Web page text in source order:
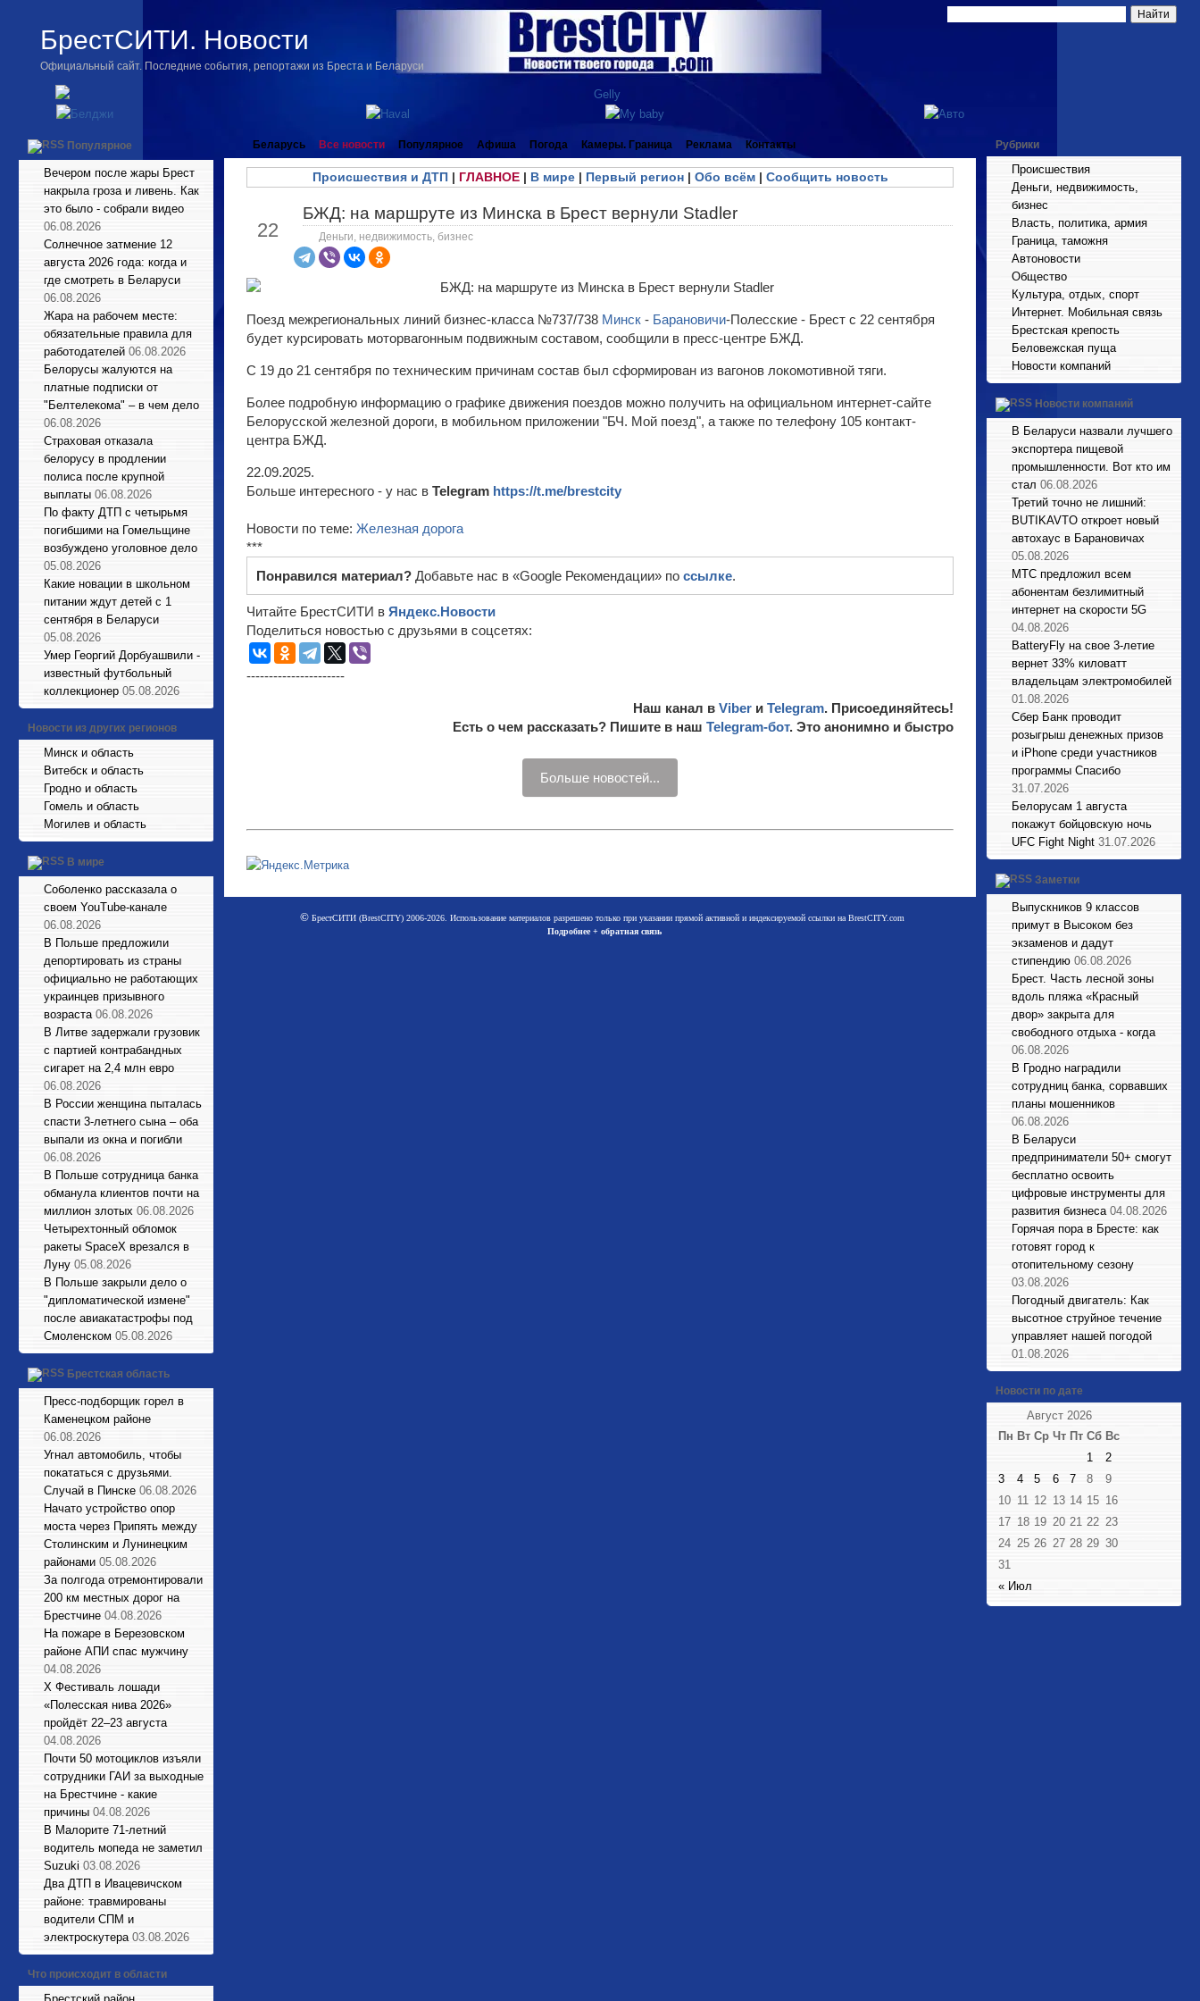
БрестСИТИ. Новости
Официальный сайт. Последние события, репортажи из Бреста и Беларуси
Популярное
Вечером после жары Брест
накрыла гроза и ливень. Как
это было - собрали видео
06.08.2026
Солнечное затмение 12
августа 2026 года: когда и
где смотреть в Беларуси
06.08.2026
Жара на рабочем месте:
обязательные правила для
работодателей 06.08.2026
Белорусы жалуются на
платные подписки от
"Белтелекома" – в чем дело
06.08.2026
Страховая отказала
белорусу в продлении
полиса после крупной
выплаты 06.08.2026
По факту ДТП с четырьмя
погибшими на Гомельщине
возбуждено уголовное дело
05.08.2026
Какие новации в школьном
питании ждут детей с 1
сентября в Беларуси
05.08.2026
Умер Георгий Дорбуашвили -
известный футбольный
коллекционер 05.08.2026
Новости из других регионов
Минск и область
Витебск и область
Гродно и область
Гомель и область
Могилев и область
В мире
Соболенко рассказала о
своем YouTube-канале
06.08.2026
В Польше предложили
депортировать из страны
официально не работающих
украинцев призывного
возраста 06.08.2026
В Литве задержали грузовик
с партией контрабандных
сигарет на 2,4 млн евро
06.08.2026
В России женщина пыталась
спасти 3-летнего сына – оба
выпали из окна и погибли
06.08.2026
В Польше сотрудница банка
обманула клиентов почти на
миллион злотых 06.08.2026
Четырехтонный обломок
ракеты SpaceX врезался в
Луну 05.08.2026
В Польше закрыли дело о
"дипломатической измене"
после авиакатастрофы под
Смоленском 05.08.2026
Брестская область
Пресс-подборщик горел в
Каменецком районе
06.08.2026
Угнал автомобиль, чтобы
покататься с друзьями.
Случай в Пинске 06.08.2026
Начато устройство опор
моста через Припять между
Столинским и Лунинецким
районами 05.08.2026
За полгода отремонтировали
200 км местных дорог на
Брестчине 04.08.2026
На пожаре в Березовском
районе АПИ спас мужчину
04.08.2026
X Фестиваль лошади
«Полесская нива 2026»
пройдёт 22–23 августа
04.08.2026
Почти 50 мотоциклов изъяли
сотрудники ГАИ за выходные
на Брестчине - какие
причины 04.08.2026
В Малорите 71-летний
водитель мопеда не заметил
Suzuki 03.08.2026
Два ДТП в Ивацевичском
районе: травмированы
водители СПМ и
электроскутера 03.08.2026
Что происходит в области
Беларусь Все новости Популярное Афиша Погода Камеры. Граница Реклама Контакты
Происшествия и ДТП| ГЛАВНОЕ| В мире| Первый регион| Обо всём| Сообщить новость
22
БЖД: на маршруте из Минска в Брест вернули Stadler
Деньги, недвижимость, бизнес
Поезд межрегиональных линий бизнес-класса №737/738 Минск - Барановичи-Полесские - Брест с 22 сентября
будет курсировать моторвагонным подвижным составом, сообщили в пресс-центре БЖД.
С 19 до 21 сентября по техническим причинам состав был сформирован из вагонов локомотивной тяги.
Более подробную информацию о графике движения поездов можно получить на официальном интернет-сайте
Белорусской железной дороги, в мобильном приложении "БЧ. Мой поезд", а также по телефону 105 контакт-
центра БЖД.
22.09.2025.
Больше интересного - у нас в Telegram https://t.me/brestcity
Новости по теме: Железная дорога
***
Понравился материал? Добавьте нас в «Google Рекомендации» по ссылке.
Читайте БрестСИТИ в Яндекс.Новости
Поделиться новостью с друзьями в соцсетях:
----------------------
Наш канал в Viber и Telegram. Присоединяйтесь!
Есть о чем рассказать? Пишите в наш Telegram-бот. Это анонимно и быстро
Больше новостей...
©БрестСИТИ (BrestCITY) 2006-2026. Использование материалов разрешено только при указании прямой активной и индексируемой ссылки на BrestCITY.com
Подробнее + обратная связь
Рубрики
Происшествия
Деньги, недвижимость,
бизнес
Власть, политика, армия
Граница, таможня
Автоновости
Общество
Культура, отдых, спорт
Интернет. Мобильная связь
Брестская крепость
Беловежская пуща
Новости компаний
Новости компаний
В Беларуси назвали лучшего
экспортера пищевой
промышленности. Вот кто им
стал 06.08.2026
Третий точно не лишний:
BUTIKAVTO откроет новый
автохаус в Барановичах
05.08.2026
МТС предложил всем
абонентам безлимитный
интернет на скорости 5G
04.08.2026
BatteryFly на свое 3-летие
вернет 33% киловатт
владельцам электромобилей
01.08.2026
Сбер Банк проводит
розыгрыш денежных призов
и iPhone среди участников
программы Спасибо
31.07.2026
Белорусам 1 августа
покажут бойцовскую ночь
UFC Fight Night 31.07.2026
Заметки
Выпускников 9 классов
примут в Высоком без
экзаменов и дадут
стипендию 06.08.2026
Брест. Часть лесной зоны
вдоль пляжа «Красный
двор» закрыта для
свободного отдыха - когда
06.08.2026
В Гродно наградили
сотрудниц банка, сорвавших
планы мошенников
06.08.2026
В Беларуси
предприниматели 50+ смогут
бесплатно освоить
цифровые инструменты для
развития бизнеса 04.08.2026
Горячая пора в Бресте: как
готовят город к
отопительному сезону
03.08.2026
Погодный двигатель: Как
высотное струйное течение
управляет нашей погодой
01.08.2026
Новости по дате
Август 2026
Пн Вт Ср Чт Пт Сб Вс
« Июл
1
2
3
4 5 6 7 8
9
10 11 12 13 14 15 16
17 18 19 20 21 22 23
24 25 26 27 28 29 30
31